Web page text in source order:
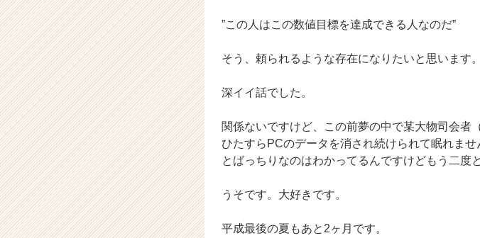
”この人はこの数値目標を達成できる人なのだ”
そう、頼られるような存在になりたいと思います。
深イイ話でした。
関係ないですけど、この前夢の中で某大物司会者
ひたすらPCのデータを消され続けられて眠れませ
とばっちりなのはわかってるんですけどもう二度
うそです。大好きです。
平成最後の夏もあと2ヶ月です。